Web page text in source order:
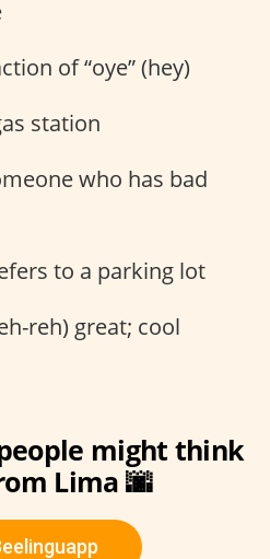
of “oye” (hey)
station
who has bad
to a parking lot
reh) great; cool
might think
Lima 🌆